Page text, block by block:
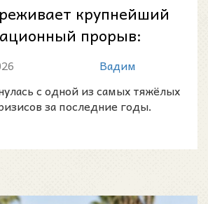
крупнейший
прорыв:
тысяч человек
границу с...
Вадим
с одной из самых тяжёлых
за последние годы.